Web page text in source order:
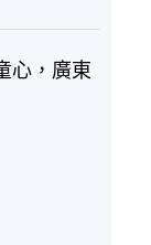
心，廣東